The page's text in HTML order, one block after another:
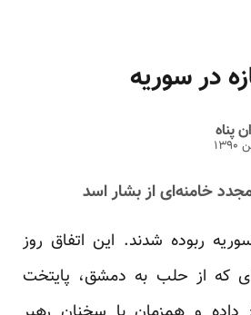
در سوریه
پناه
خامنه‌ای از بشار اسد
سوریه ربوده شدند. این اتفاق روز
که از حلب به دمشق، پایتخت